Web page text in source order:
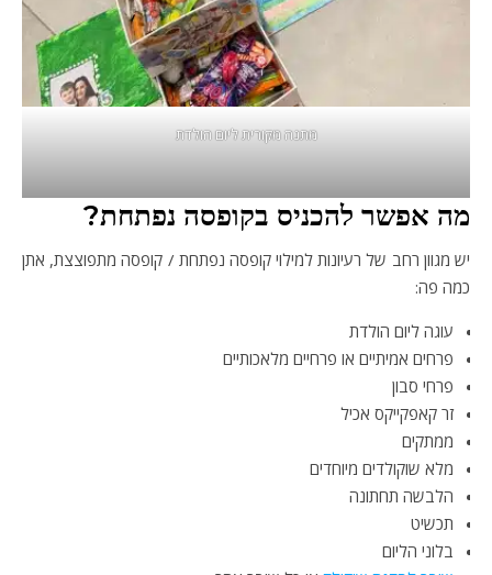
מתנה מקורית ליום הולדת
מה אפשר להכניס בקופסה נפתחת?
יש מגוון רחב של רעיונות למילוי קופסה נפתחת / קופסה מתפוצצת, אתן
כמה פה:
עוגה ליום הולדת
פרחים אמיתיים או פרחיים מלאכותיים
פרחי סבון
זר קאפקייקס אכיל
ממתקים
מלא שוקולדים מיוחדים
הלבשה תחתונה
תכשיט
בלוני הליום